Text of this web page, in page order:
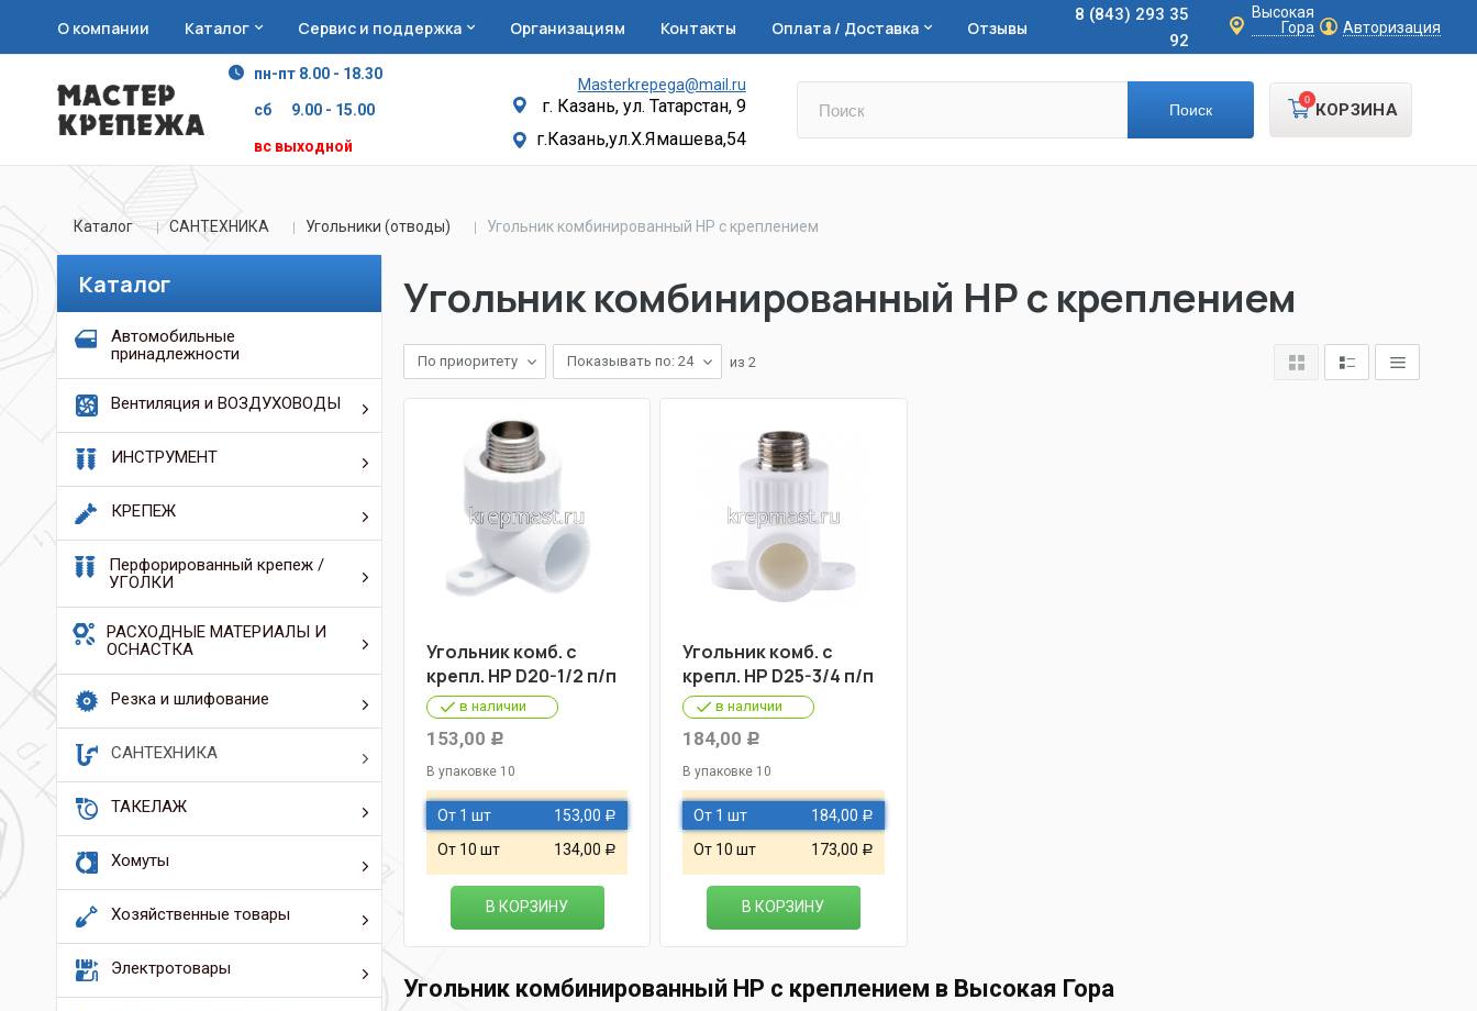
О компании Каталог Сервис и поддержка Организациям Контакты Оплата / Доставка Отзывы
8 (843) 293 35
92
Высокая
Гора
Авторизация
пн-пт 8.00 - 18.30
сб 9.00 - 15.00
вс выходной
Masterkrepega@mail.ru
г. Казань, ул. Татарстан, 9
г.Казань,ул.Х.Ямашева,54
КОРЗИНА
0
Каталог САНТЕХНИКА Угольники (отводы) Угольник комбинированный НР с креплением
Каталог
Автомобильные
принадлежности
Вентиляция и ВОЗДУХОВОДЫ
ИНСТРУМЕНТ
КРЕПЕЖ
Перфорированный крепеж /
УГОЛКИ
РАСХОДНЫЕ МАТЕРИАЛЫ И
ОСНАСТКА
Резка и шлифование
САНТЕХНИКА
ТАКЕЛАЖ
Хомуты
Хозяйственные товары
Электротовары
Угольник комбинированный НР с креплением
По приоритету Показывать по: 24 из 2
Угольник комб. с
крепл. НР D20-1/2 п/п
в наличии
153,00 Р
В упаковке 10
От 1 шт 153,00 Р
От 10 шт 134,00 Р
В КОРЗИНУ
Угольник комб. с
крепл. НР D25-3/4 п/п
в наличии
184,00 Р
В упаковке 10
От 1 шт 184,00 Р
От 10 шт 173,00 Р
В КОРЗИНУ
Угольник комбинированный НР с креплением в Высокая Гора